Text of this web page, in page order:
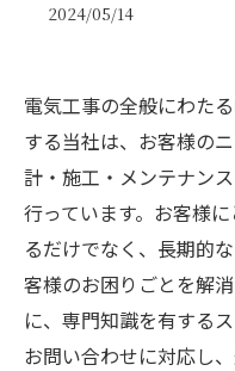
2024/05/14
電気工事の全般にわた
する当社は、お客様の
計・施工・メンテナン
行っています。お客様
るだけでなく、長期的
客様のお困りごとを解
に、専門知識を有する
お問い合わせに対応し